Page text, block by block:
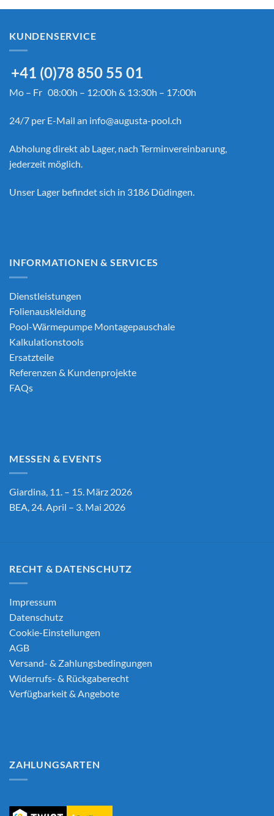
KUNDENSERVICE
+41 (0)78 850 55 01
Mo – Fr 08:00h – 12:00h & 13:30h – 17:00h
24/7 per E-Mail an info@augusta-pool.ch
Abholung direkt ab Lager, nach Terminvereinbarung,
jederzeit möglich.
Unser Lager befindet sich in 3186 Düdingen.
INFORMATIONEN & SERVICES
Dienstleistungen
Folienauskleidung
Pool-Wärmepumpe Montagepauschale
Kalkulationstools
Ersatzteile
Referenzen & Kundenprojekte
FAQs
MESSEN & EVENTS
Giardina, 11. – 15. März 2026
BEA, 24. April – 3. Mai 2026
RECHT & DATENSCHUTZ
Impressum
Datenschutz
Cookie-Einstellungen
AGB
Versand- & Zahlungsbedingungen
Widerrufs- & Rückgaberecht
Verfügbarkeit & Angebote
ZAHLUNGSARTEN